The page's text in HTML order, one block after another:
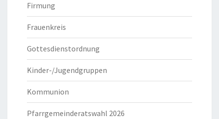
Firmung
Frauenkreis
Gottesdienstordnung
Kinder-/Jugendgruppen
Kommunion
Pfarrgemeinderatswahl 2026